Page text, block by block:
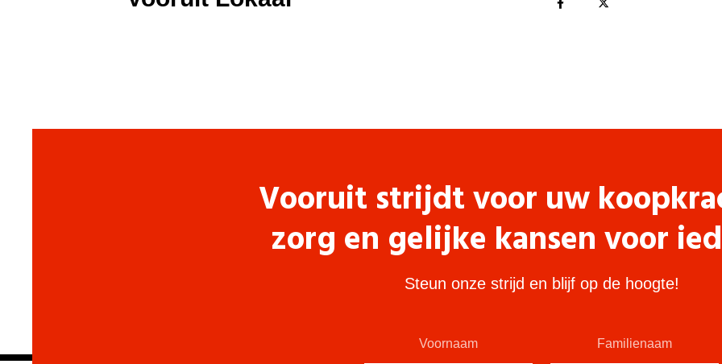
Vooruit strijdt voor uw
zorg en gelijke kansen voor
Steun onze strijd en blijf op de hoogte!